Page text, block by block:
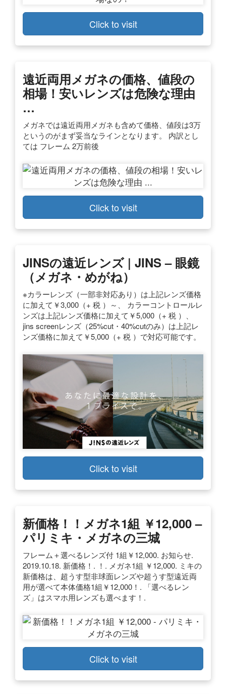
Click to visit
遠近両用メガネの価格、値段の
相場！安いレンズは危険な理由
…
メガネでは遠近両用メガネも含めて価格、値段は3万
というのがまず妥当なラインとなります。 内訳とし
ては フレーム 2万前後
Click to visit
JINSの遠近レンズ | JINS – 眼鏡
（メガネ・めがね）
※カラーレンズ（一部非対応あり）は上記レンズ価格
に加えて￥3,000（+ 税 ）～、 カラーコントロールレ
ンズは上記レンズ価格に加えて￥5,000（+ 税 ）、
jins screenレンズ（25%cut・40%cutのみ）は上記レ
ンズ価格に加えて￥5,000（+ 税 ）で対応可能です。
Click to visit
新価格！！メガネ1組 ￥12,000 –
パリミキ・メガネの三城
フレーム＋選べるレンズ付 1組￥12,000. お知らせ.
2019.10.18. 新価格！. ！. メガネ1組 ￥12,000. ミキの
新価格は、超うす型非球面レンズや超うす型遠近両
用が選べて本体価格1組￥12,000！. 「選べるレン
ズ」はスマホ用レンズも選べます！.
Click to visit